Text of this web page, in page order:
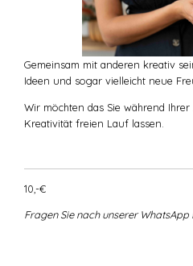
Gemeinsam mit anderen kreativ
Ideen und sogar vielleicht neue
Wir möchten das Sie während
Kreativität freien Lauf lassen.
10,-€
Fragen Sie nach unsererWhatsApp